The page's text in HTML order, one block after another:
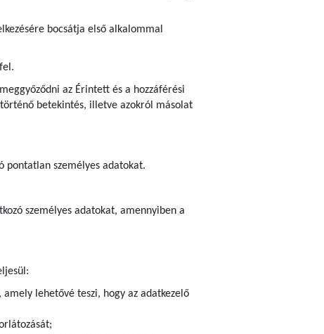
bocsátja első alkalommal
az Érintett és a hozzáférési
betekintés, illetve azokról másolat
pontatlan személyes adatokat.
személyes adatokat, amennyiben a
lehetővé teszi, hogy az adatkezelő